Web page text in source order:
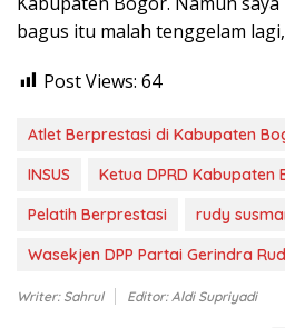
bagus itu malah tenggelam
Post Views: 64
Atlet Berprestasi di Kabupaten
INSUS
Ketua DPRD Kabupaten
Pelatih Berprestasi
rudy
Wasekjen DPP Partai Gerindra
Writer: Sahrul Editor: Aldi Supriyadi